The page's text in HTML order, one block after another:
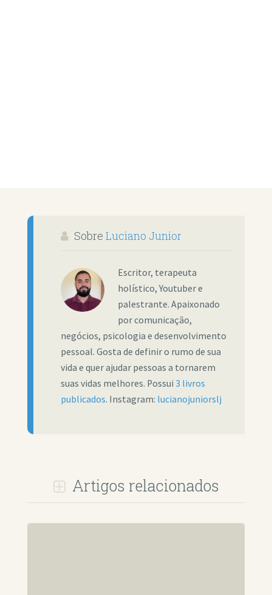
Sobre Luciano Junior
Escritor, terapeuta
holístico, Youtuber e
palestrante. Apaixonado
por comunicação,
negócios, psicologia e desenvolvimento
pessoal. Gosta de definir o rumo de sua
vida e quer ajudar pessoas a tornarem
suas vidas melhores. Possui 3 livros
publicados. Instagram: lucianojuniorslj
Artigos relacionados